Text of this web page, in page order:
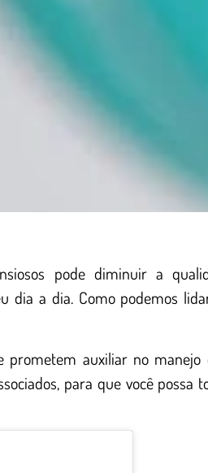
pode diminuir a
dia a dia. Como podemos
auxiliar no manejo
para que você possa